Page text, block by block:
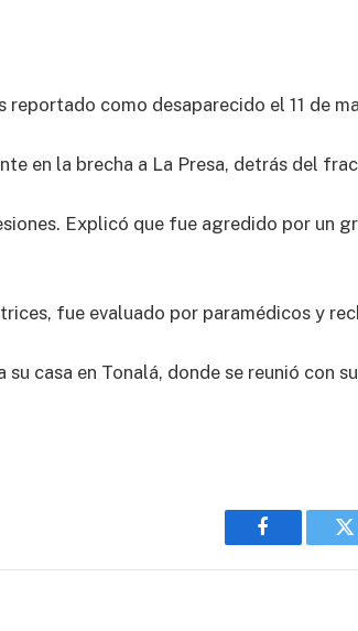
como desaparecido el 11 de
en la brecha a La Presa, detrás del
Explicó que fue agredido por un
fue evaluado por paramédicos y
casa en Tonalá, donde se reunió con
Facebook